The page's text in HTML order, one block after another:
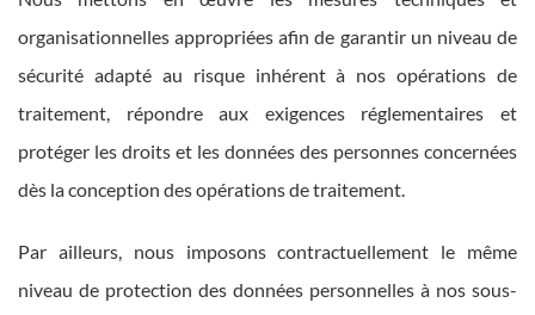
organisationnelles appropriées afin de garantir un niveau de
sécurité adapté au risque inhérent à nos opérations de
traitement, répondre aux exigences réglementaires et
protéger les droits et les données des personnes concernées
dès la conception des opérations de traitement.
Par ailleurs, nous imposons contractuellement le même
niveau de protection des données personnelles à nos sous-